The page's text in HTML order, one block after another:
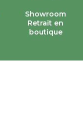
Showroom
Retrait en
boutique